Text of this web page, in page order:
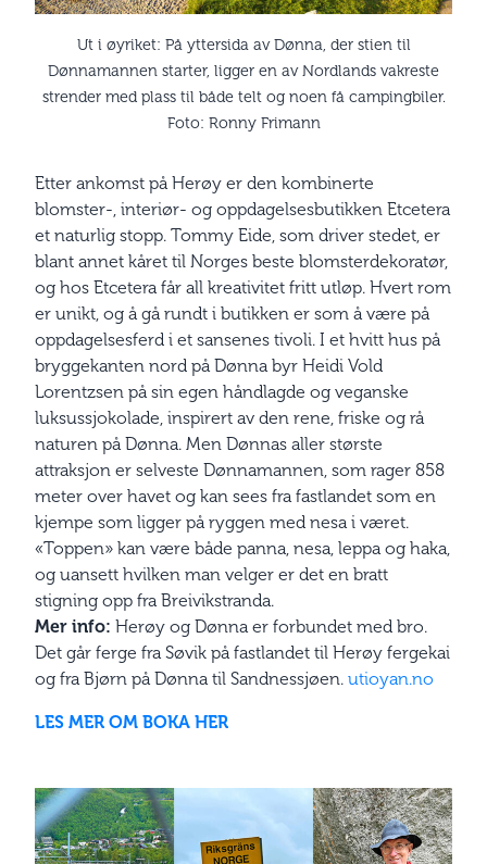
Ut i øyriket: På yttersida av Dønna, der stien til
Dønnamannen starter, ligger en av Nordlands vakreste
strender med plass til både telt og noen få campingbiler.
Foto: Ronny Frimann
Etter ankomst på Herøy er den kombinerte
blomster-, interiør- og oppdagelsesbutikken Etcetera
et naturlig stopp. Tommy Eide, som driver stedet, er
blant annet kåret til Norges beste blomsterdekoratør,
og hos Etcetera får all kreativitet fritt utløp. Hvert rom
er unikt, og å gå rundt i butikken er som å være på
oppdagelsesferd i et sansenes tivoli. I et hvitt hus på
bryggekanten nord på Dønna byr Heidi Vold
Lorentzsen på sin egen håndlagde og veganske
luksussjokolade, inspirert av den rene, friske og rå
naturen på Dønna. Men Dønnas aller største
attraksjon er selveste Dønnamannen, som rager 858
meter over havet og kan sees fra fastlandet som en
kjempe som ligger på ryggen med nesa i været.
«Toppen» kan være både panna, nesa, leppa og haka,
og uansett hvilken man velger er det en bratt
stigning opp fra Breivikstranda.
Mer info: Herøy og Dønna er forbundet med bro.
Det går ferge fra Søvik på fastlandet til Herøy fergekai
og fra Bjørn på Dønna til Sandnessjøen. utioyan.no
LES MER OM BOKA HER